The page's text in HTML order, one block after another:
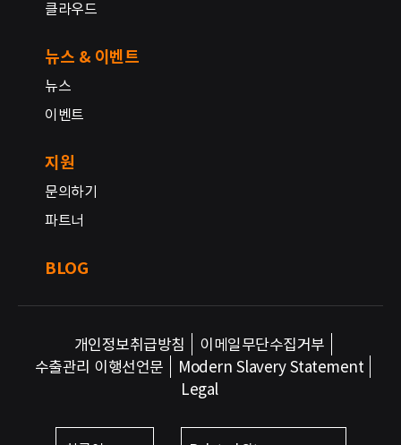
클라우드
뉴스 & 이벤트
뉴스
이벤트
지원
문의하기
파트너
BLOG
개인정보취급방침
이메일무단수집거부
수출관리 이행선언문
Modern Slavery Statement
Legal